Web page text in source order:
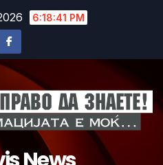
6:18:44 PM